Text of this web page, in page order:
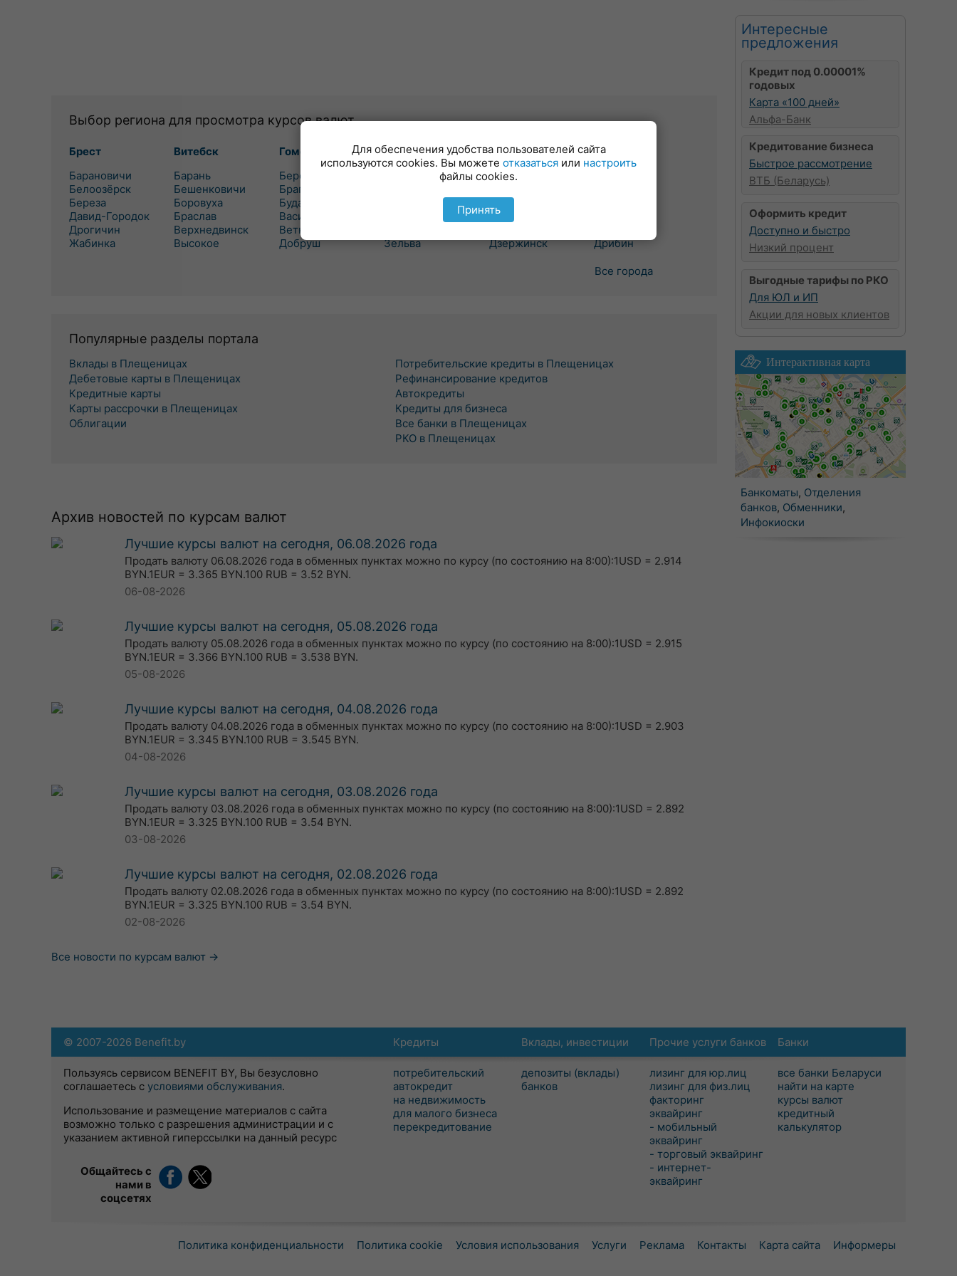
Выбор региона для просмотра курсов валют
Брест
Барановичи
Белоозёрск
Береза
Давид-Городок
Дрогичин
Жабинка
Витебск
Барань
Бешенковичи
Боровуха
Браслав
Верхнедвинск
Высокое
Гомель
Березовка
Брагин
Буда-Кошелево
Василевичи
Ветка
Добруш
Гродно
Бол. Берестовица
Зельва
Минск
Березино
Вилейка
Воложин
Дзержинск
Могилев
Дрибин
Все города
Популярные разделы портала
Вклады в Плещеницах
Дебетовые карты в Плещеницах
Кредитные карты
Карты рассрочки в Плещеницах
Облигации
Потребительские кредиты в Плещеницах
Рефинансирование кредитов
Автокредиты
Кредиты для бизнеса
Все банки в Плещеницах
РКО в Плещеницах
Архив новостей по курсам валют
Лучшие курсы валют на сегодня, 06.08.2026 года
Продать валюту 06.08.2026 года в обменных пунктах можно по курсу (по состоянию на 8:00):1USD = 2.914
BYN.1EUR = 3.365 BYN.100 RUB = 3.52 BYN.
06-08-2026
Лучшие курсы валют на сегодня, 05.08.2026 года
Продать валюту 05.08.2026 года в обменных пунктах можно по курсу (по состоянию на 8:00):1USD = 2.915
BYN.1EUR = 3.366 BYN.100 RUB = 3.538 BYN.
05-08-2026
Лучшие курсы валют на сегодня, 04.08.2026 года
Продать валюту 04.08.2026 года в обменных пунктах можно по курсу (по состоянию на 8:00):1USD = 2.903
BYN.1EUR = 3.345 BYN.100 RUB = 3.545 BYN.
04-08-2026
Лучшие курсы валют на сегодня, 03.08.2026 года
Продать валюту 03.08.2026 года в обменных пунктах можно по курсу (по состоянию на 8:00):1USD = 2.892
BYN.1EUR = 3.325 BYN.100 RUB = 3.54 BYN.
03-08-2026
Лучшие курсы валют на сегодня, 02.08.2026 года
Продать валюту 02.08.2026 года в обменных пунктах можно по курсу (по состоянию на 8:00):1USD = 2.892
BYN.1EUR = 3.325 BYN.100 RUB = 3.54 BYN.
02-08-2026
Все новости по курсам валют →
Интересные
предложения
Кредит под 0.00001%
годовых
Карта «100 дней»
Альфа-Банк
Кредитование бизнеса
Быстрое рассмотрение
ВТБ (Беларусь)
Оформить кредит
Доступно и быстро
Низкий процент
Выгодные тарифы по РКО
Для ЮЛ и ИП
Акции для новых клиентов
Интерактивная карта
Банкоматы, Отделения
банков, Обменники,
Инфокиоски
Кредиты
потребительский
автокредит
на недвижимость
для малого бизнеса
перекредитование
Вклады, инвестиции
депозиты (вклады)
банков
Прочие услуги банков
лизинг для юр.лиц
лизинг для физ.лиц
факторинг
эквайринг
- мобильный
эквайринг
- торговый эквайринг
- интернет-
эквайринг
Банки
все банки Беларуси
найти на карте
курсы валют
кредитный
калькулятор
© 2007-2026 Benefit.by
Пользуясь сервисом BENEFIT BY, Вы безусловно
соглашаетесь с условиями обслуживания.
Использование и размещение материалов с сайта
возможно только с разрешения администрации и с
указанием активной гиперссылки на данный ресурс
Общайтесь с
нами в
соцсетях
Политика конфиденциальности Политика cookie Условия использования Услуги Реклама Контакты Карта сайта Информеры
Для обеспечения удобства пользователей сайта
используются cookies. Вы можете отказаться или настроить
файлы cookies.
Принять